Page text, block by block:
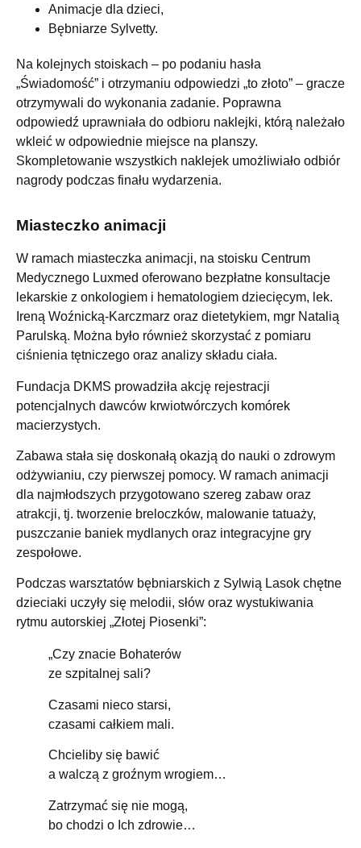
Animacje dla dzieci,
Bębniarze Sylvetty.
Na kolejnych stoiskach – po podaniu hasła
„Świadomość” i otrzymaniu odpowiedzi „to złoto” – gracze
otrzymywali do wykonania zadanie. Poprawna
odpowiedź uprawniała do odbioru naklejki, którą należało
wkleić w odpowiednie miejsce na planszy.
Skompletowanie wszystkich naklejek umożliwiało odbiór
nagrody podczas finału wydarzenia.
Miasteczko animacji
W ramach miasteczka animacji, na stoisku Centrum
Medycznego Luxmed oferowano bezpłatne konsultacje
lekarskie z onkologiem i hematologiem dziecięcym, lek.
Ireną Woźnicką-Karczmarz oraz dietetykiem, mgr Natalią
Parulską. Można było również skorzystać z pomiaru
ciśnienia tętniczego oraz analizy składu ciała.
Fundacja DKMS prowadziła akcję rejestracji
potencjalnych dawców krwiotwórczych komórek
macierzystych.
Zabawa stała się doskonałą okazją do nauki o zdrowym
odżywianiu, czy pierwszej pomocy. W ramach animacji
dla najmłodszych przygotowano szereg zabaw oraz
atrakcji, tj. tworzenie breloczków, malowanie tatuaży,
puszczanie baniek mydlanych oraz integracyjne gry
zespołowe.
Podczas warsztatów bębniarskich z Sylwią Lasok chętne
dzieciaki uczyły się melodii, słów oraz wystukiwania
rytmu autorskiej „Złotej Piosenki”:
„Czy znacie Bohaterów
ze szpitalnej sali?
Czasami nieco starsi,
czasami całkiem mali.
Chcieliby się bawić
a walczą z groźnym wrogiem…
Zatrzymać się nie mogą,
bo chodzi o Ich zdrowie…